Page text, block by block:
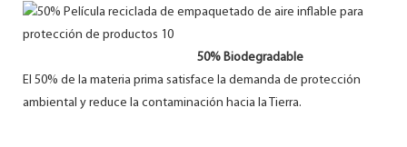
50% Biodegradable
El 50% de la materia prima satisface la demanda de protección
ambiental y reduce la contaminación hacia la Tierra.